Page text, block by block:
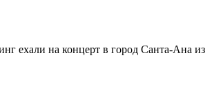
ехали на концерт в город Санта-Ана из